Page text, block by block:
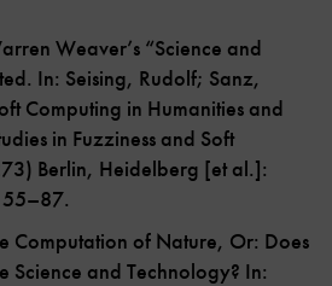
Weaver’s “Science and
In: Seising, Rudolf; Sanz,
Computing in Humanities and
in Fuzziness and Soft
Berlin, Heidelberg [et al.]:
Computation of Nature, Or: Does
Science and Technology? In: